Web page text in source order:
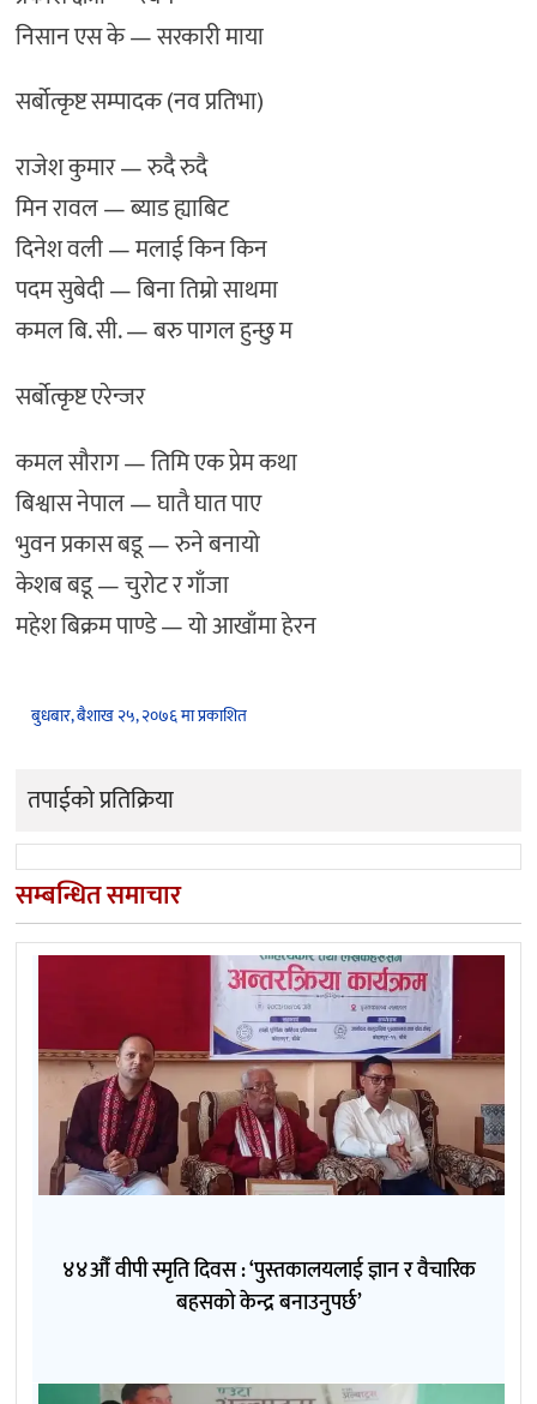
निसान एस के — सरकारी माया
सर्बोत्कृष्ट सम्पादक (नव प्रतिभा)
राजेश कुमार — रुदै रुदै
मिन रावल — ब्याड ह्याबिट
दिनेश वली — मलाई किन किन
पदम सुबेदी — बिना तिम्रो साथमा
कमल बि. सी. — बरु पागल हुन्छु म
सर्बोत्कृष्ट एरेन्जर
कमल सौराग — तिमि एक प्रेम कथा
बिश्वास नेपाल — घातै घात पाए
भुवन प्रकास बडू — रुने बनायो
केशब बडू — चुरोट र गाँजा
महेश बिक्रम पाण्डे — यो आखाँमा हेरन
बुधबार, बैशाख २५, २०७६ मा प्रकाशित
तपाईको प्रतिक्रिया
सम्बन्धित समाचार
४४औँ वीपी स्मृति दिवस : ‘पुस्तकालयलाई ज्ञान र वैचारिक
बहसको केन्द्र बनाउनुपर्छ’